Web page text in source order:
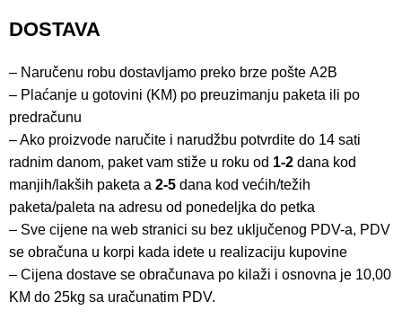
DOSTAVA
– Naručenu robu dostavljamo preko brze pošte A2B
– Plaćanje u gotovini (KM) po preuzimanju paketa ili po
predračunu
– Ako proizvode naručite i narudžbu potvrdite do 14 sati
radnim danom, paket vam stiže u roku od 1-2 dana kod
manjih/lakših paketa a 2-5 dana kod većih/težih
paketa/paleta na adresu od ponedeljka do petka
– Sve cijene na web stranici su bez uključenog PDV-a, PDV
se obračuna u korpi kada idete u realizaciju kupovine
– Cijena dostave se obračunava po kilaži i osnovna je 10,00
KM do 25kg sa uračunatim PDV.